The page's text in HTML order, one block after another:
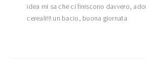
idea mi sa che ci finiscono davvero,
cereali!!! un bacio, buona giornata